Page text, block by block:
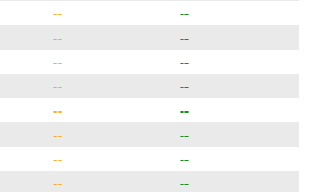
--
--
--
--
--
--
--
--
--
--
--
--
--
--
--
--